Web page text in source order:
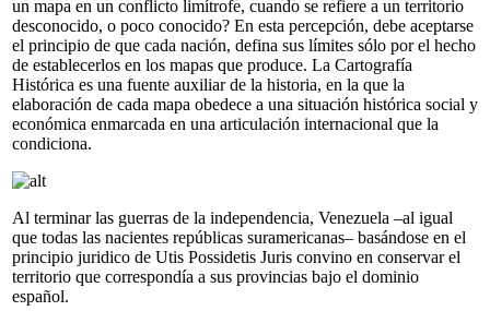
un mapa en un conflicto limítrofe, cuando se refiere a un territorio
desconocido, o poco conocido? En esta percepción, debe aceptarse
el principio de que cada nación, defina sus límites sólo por el hecho
de establecerlos en los mapas que produce. La Cartografía
Histórica es una fuente auxiliar de la historia, en la que la
elaboración de cada mapa obedece a una situación histórica social y
económica enmarcada en una articulación internacional que la
condiciona.
Al terminar las guerras de la independencia, Venezuela –al igual
que todas las nacientes repúblicas suramericanas– basándose en el
principio juridico de Utis Possidetis Juris convino en conservar el
territorio que correspondía a sus provincias bajo el dominio
español.